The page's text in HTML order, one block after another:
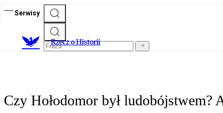
Serwisy
Rzecz o Historii
Czy Hołodomor był ludobójstwem?